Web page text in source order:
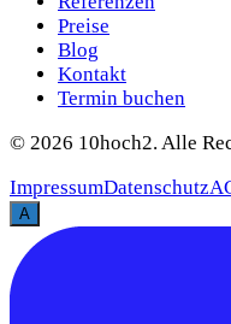
Preise
Blog
Kontakt
Termin buchen
© 2026 10hoch2. Alle
ImpressumDatenschutz
A